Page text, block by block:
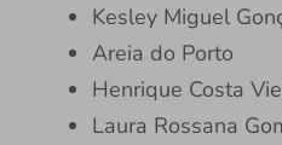
Kesley Miguel
Areia do Porto
Henrique Costa
Laura Rossana